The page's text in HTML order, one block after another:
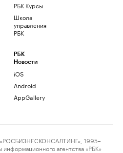
РБК Курсы
Школа
управления
РБК
РБК
Новости
iOS
Android
AppGallery
1995–
агентства «РБК»